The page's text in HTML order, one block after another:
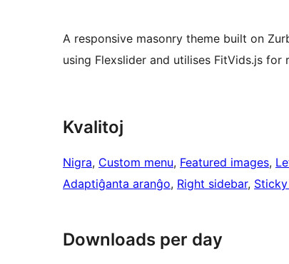
A responsive masonry theme built on
using Flexslider and utilises FitVids.js for
Kvalitoj
Nigra, Custom menu, Featured images,
Adaptiĝanta aranĝo, Right sidebar,
Downloads per day